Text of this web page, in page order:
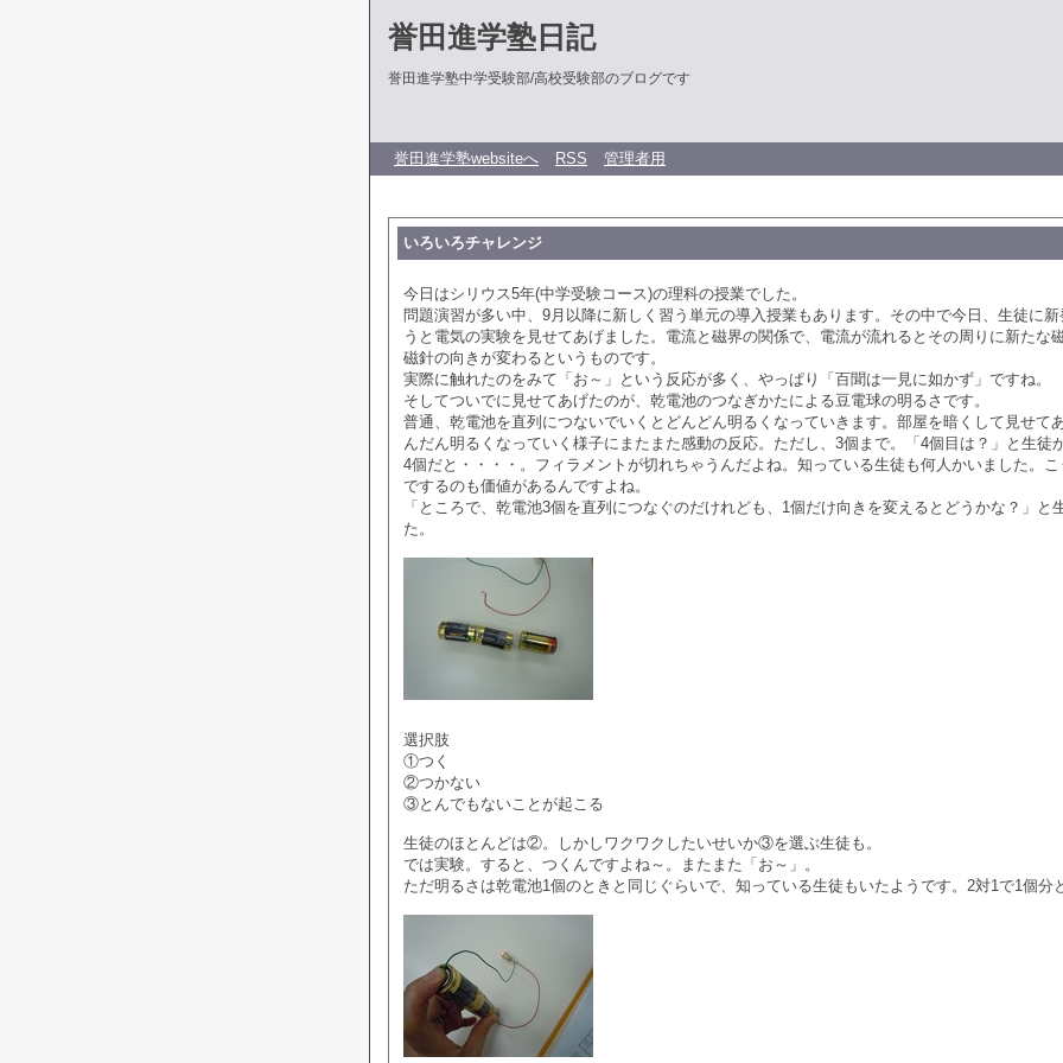
誉田進学塾日記
誉田進学塾中学受験部/高校受験部のブログです
誉田進学塾websiteへ RSS 管理者用
いろいろチャレンジ
今日はシリウス5年(中学受験コース)の理科の授業でした。
問題演習が多い中、9月以降に新しく習う単元の導入授業もあります。その中で今日、生徒に
うと電気の実験を見せてあげました。電流と磁界の関係で、電流が流れるとその周りに新たな
磁針の向きが変わるというものです。
実際に触れたのをみて「お～」という反応が多く、やっぱり「百聞は一見に如かず」ですね。
そしてついでに見せてあげたのが、乾電池のつなぎかたによる豆電球の明るさです。
普通、乾電池を直列につないでいくとどんどん明るくなっていきます。部屋を暗くして見せて
んだん明るくなっていく様子にまたまた感動の反応。ただし、3個まで。「4個目は？」と生徒
4個だと・・・・。フィラメントが切れちゃうんだよね。知っている生徒も何人かいました。
でするのも価値があるんですよね。
「ところで、乾電池3個を直列につなぐのだけれども、1個だけ向きを変えるとどうかな？」と
た。
選択肢
①つく
②つかない
③とんでもないことが起こる
生徒のほとんどは②。しかしワクワクしたいせいか③を選ぶ生徒も。
では実験。すると、つくんですよね～。またまた「お～」。
ただ明るさは乾電池1個のときと同じぐらいで、知っている生徒もいたようです。2対1で1個分